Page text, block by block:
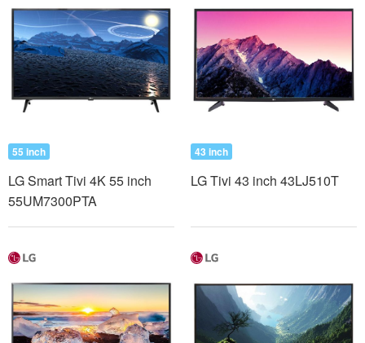
55 inch
LG Smart Tivi 4K 55 inch
55UM7300PTA
43 inch
LG Tivi 43 inch 43LJ510T